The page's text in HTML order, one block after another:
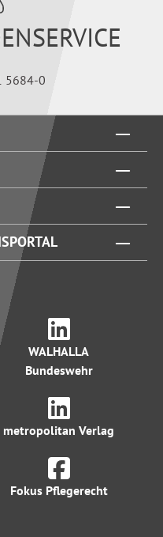
5684-0
WALHALLA
Bundeswehr
metropolitan Verlag
Fokus Pflegerecht